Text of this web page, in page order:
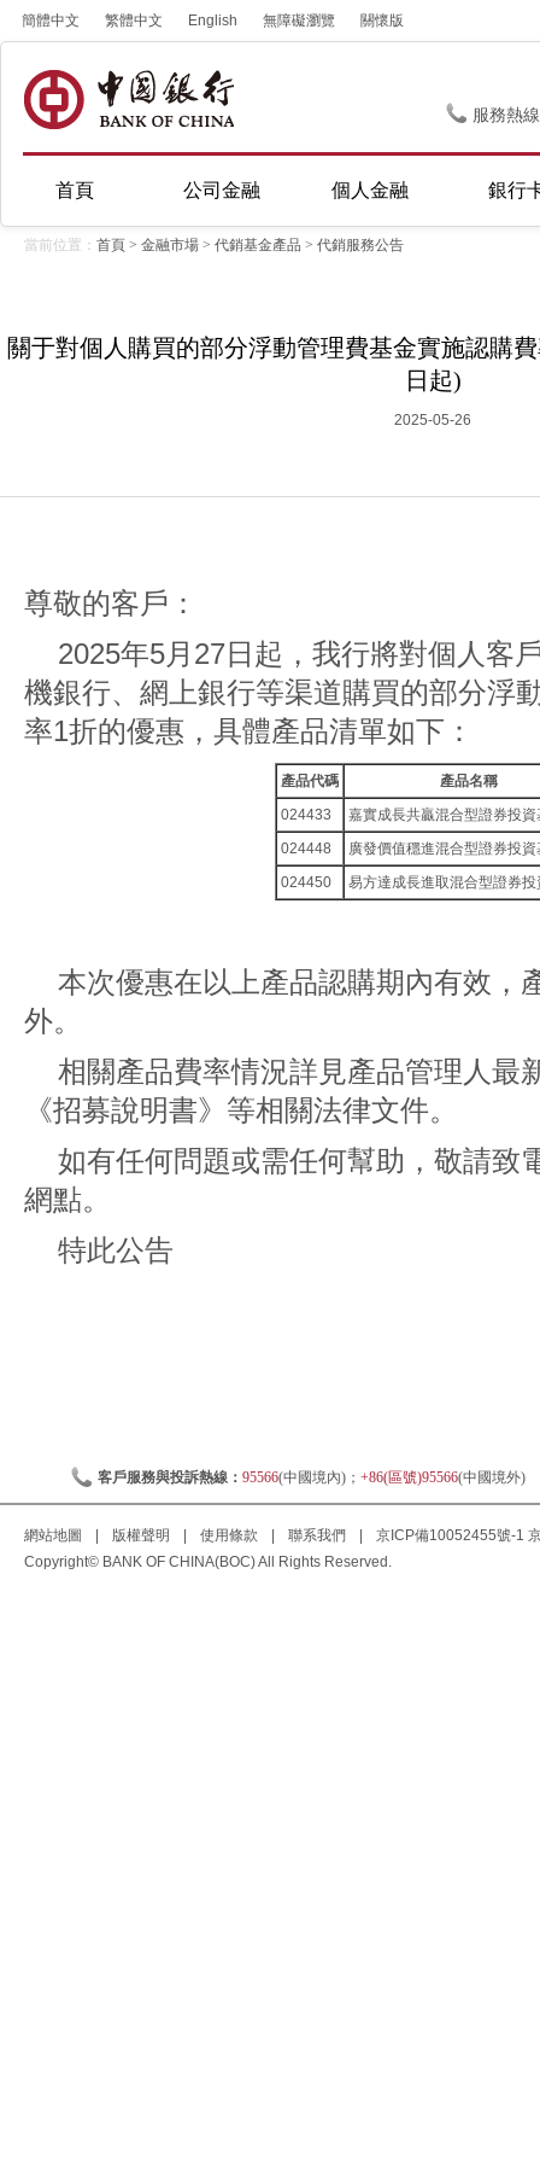
簡體中文 繁體中文 English 無障礙瀏覽 關懷版
服務熱
首頁 公司金融 個人金融 銀行
當前位置： 首頁 > 金融市場 > 代銷基金產品 > 代銷服務公告
關于對個人購買的部分浮動管理費基金實施認購
日起)
2025-05-26
尊敬的客戶：
2025年5月27日起，我行將對個人客
機銀行、網上銀行等渠道購買的部分浮
率1折的優惠，具體產品清單如下：
產品代碼
產品名稱
024433
嘉實成長共贏混合型證券投資
024448
廣發價值穩進混合型證券投資
024450
易方達成長進取混合型證券
本次優惠在以上產品認購期內有效，
外。
相關產品費率情況詳見產品管理人最
《招募說明書》等相關法律文件。
如有任何問題或需任何幫助，敬請致
網點。
特此公告
客戶服務與投訴熱線： 95566(中國境內)； +86(區號)95566(中國境外)
網站地圖 版權聲明 使用條款 聯系我們 京ICP備10052455號-1
Copyright© BANK OF CHINA(BOC) All Rights Reserved.